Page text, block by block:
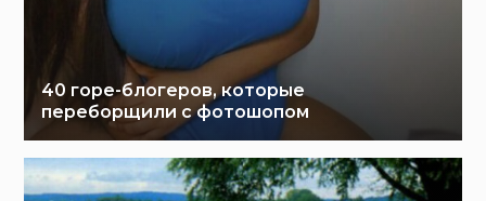
40 горе-блогеров, которые
переборщили с фотошопом